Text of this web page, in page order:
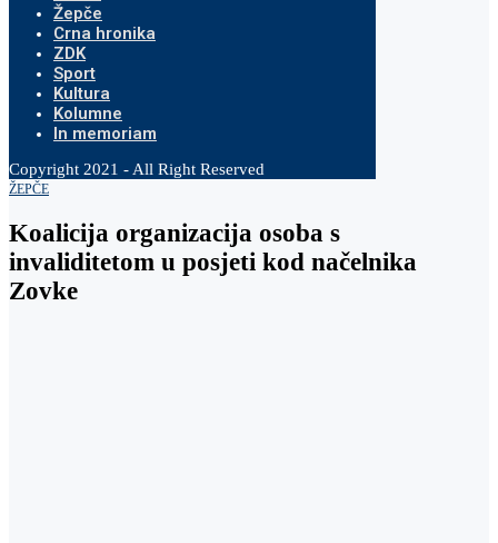
Žepče
Crna hronika
ZDK
Sport
Kultura
Kolumne
In memoriam
Copyright 2021 - All Right Reserved
ŽEPČE
Koalicija organizacija osoba s
invaliditetom u posjeti kod načelnika
Zovke